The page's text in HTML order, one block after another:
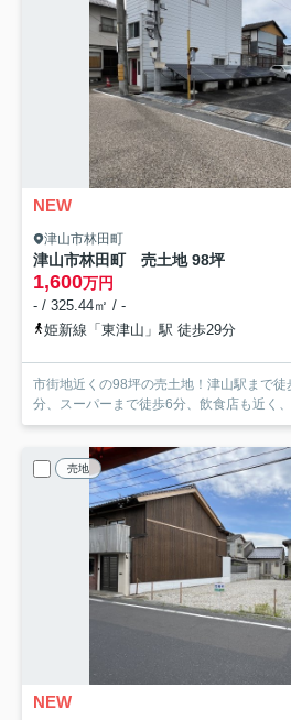
NEW
津山市林田町
津山市林田町 売土地 98坪
1,600万円
- / 325.44㎡ / -
姫新線「東津山」駅 徒歩29分
市街地近くの98坪の売土地！津山駅まで
分、スーパーまで徒歩6分、飲食店も近く
売地
NEW